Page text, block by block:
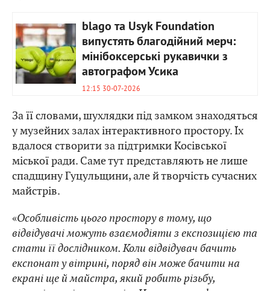
blago та Usyk Foundation
випустять благодійний мерч:
мінібоксерські рукавички з
автографом Усика
12:15 30-07-2026
За її словами, шухлядки під замком знаходяться
у музейних залах інтерактивного простору. Їх
вдалося створити за підтримки Косівської
міської ради. Саме тут представляють не лише
спадщину Гуцульщини, але й творчість сучасних
майстрів.
«Особливість цього простору в тому, що
відвідувачі можуть взаємодіяти з експозицією та
стати її дослідником. Коли відвідувач бачить
експонат у вітрині, поряд він може бачити на
екрані ще й майстра, який робить різьбу,